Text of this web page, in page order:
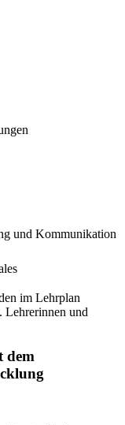
und Kommunikation
im Lehrplan
Lehrerinnen und
dem